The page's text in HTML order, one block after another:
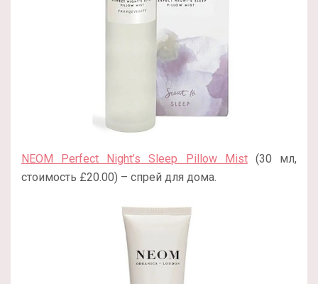
NEOM Perfect Night’s Sleep Pillow Mist(30 мл,
стоимость £20.00) – спрей для дома.